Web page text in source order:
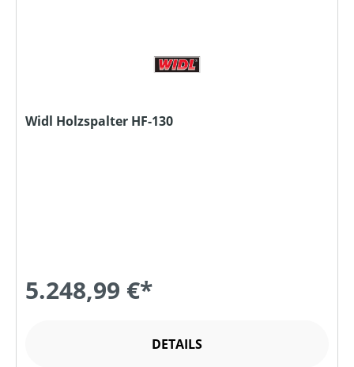
Widl Holzspalter HF-130
5.248,99 €*
DETAILS